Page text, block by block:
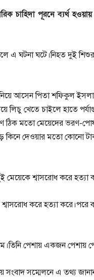
চাহিদা পূরনে ব্যর্থ
এ ঘটনা ঘটে।নিহত দুই
আসেন পিতা শফিকুল
লিচু খেতে চাইলে হাতে
ঠিক মতো মেয়েদের ভরণ-
দেওয়ার মতো কোনো
শ্বাসরোধ করে হত্যা
শ্বাসরোধ করে হত্যা
পেশায় একজন পেশায়
সম্মেলনে এ তথ্য